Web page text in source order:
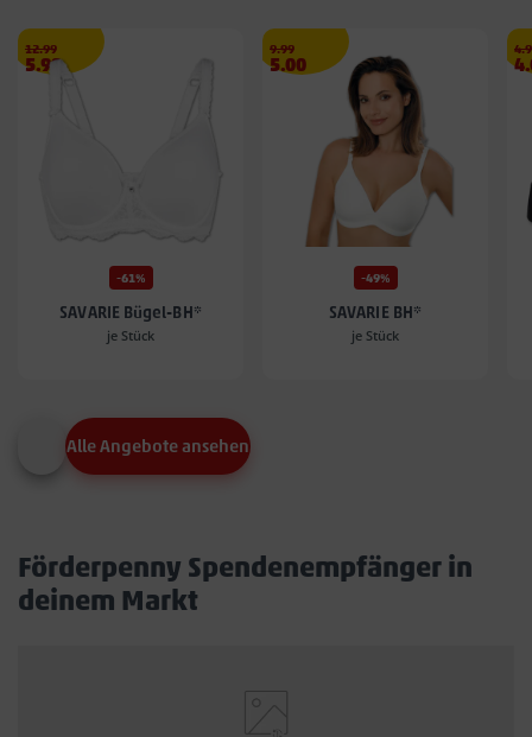
Streichpreis
12.99€
Angebotspreis
5.99
5.99
-61%
SAVARIE Bügel-BH*
je Stück
Streichpreis
9.99€
Angebotspreis
5.00
5.00
-49%
SAVARIE BH*
je Stück
Alle Angebote ansehen
Förderpenny Spendenempfänger in
deinem Markt